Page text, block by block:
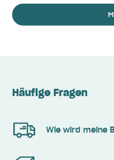
Häufige Fragen
Wie wird meine